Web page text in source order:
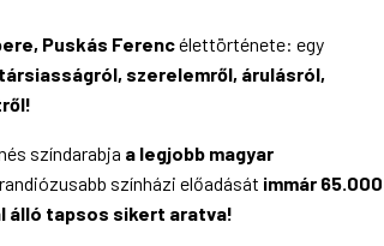
Puskás Ferencélettörténete: egy
szerelemről, árulásról,
színdarabja a legjobb magyar
színházi előadását immár 65.000
álló tapsos sikert aratva!